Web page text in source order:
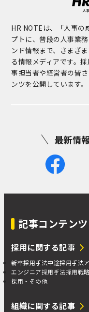
HR NOTEは、「人事の
プトに、普段の人事業
ンド情報まで、さまざ
る情報メディアです。
事担当者や経営者の皆
ンツを公開しています。
最新情
記事コンテンツ
採用に関する記事
新卒採用手法中途採用手法
エンジニア採用手法採用戦
採用・その他
組織に関する記事